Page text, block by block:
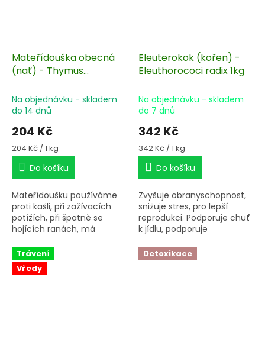
Mateřídouška obecná
(nať) - Thymus
Na objednávku - skladem
do 14 dnů
204 Kč
Měrná
cena:
204 Kč / 1 kg
Do košíku
Mateřídoušku používáme
proti kašli, při zažívacích
potížích, při špatně se
hojících ranách, má
uklidňující účinky,
podporuje vypuzení
plodového lůžka, při
poruchách trávení ,
Eleuterokok (kořen) -
Eleuthorococi radix 1kg
Na objednávku - skladem
do 7 dnů
342 Kč
Měrná
cena:
342 Kč / 1 kg
Do košíku
Zvyšuje obranyschopnost,
snižuje stres, pro lepší
reprodukci. Podporuje chuť
k jídlu, podporuje
soustředěnost, zvyšuje
imunitu.
Trávení
Vředy
Detoxikace